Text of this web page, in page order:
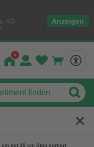
KG
Anzeigen
cm mit 35 cm Stab sortiert